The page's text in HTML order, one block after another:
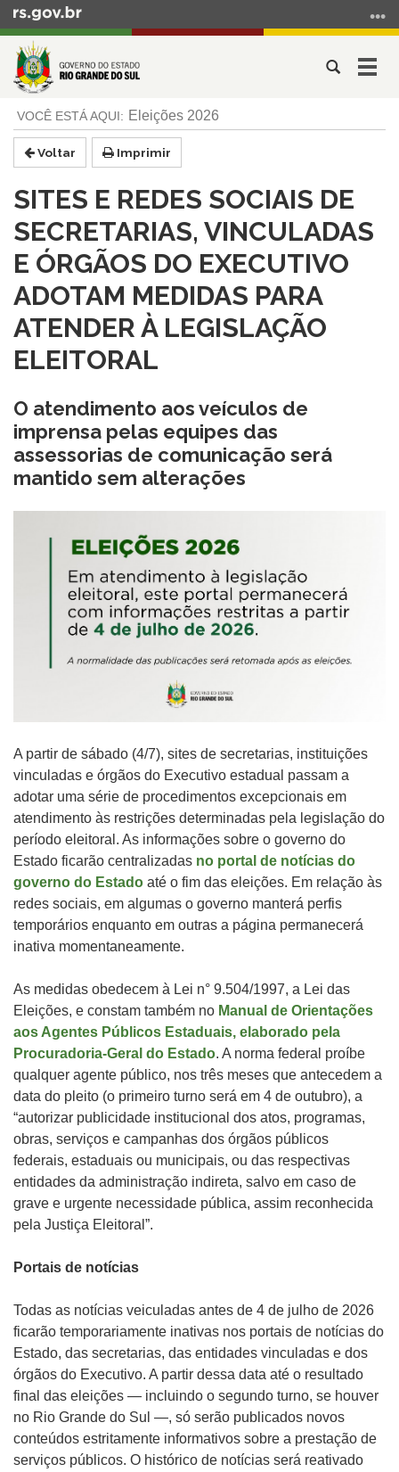
para
conteúdo
para
menu
para
busca
Abrir
do
conteúdo
Eleições 2026
Voltar Imprimir
SITES E REDES SOCIAIS DE
SECRETARIAS, VINCULADAS
E ÓRGÃOS DO EXECUTIVO
ADOTAM MEDIDAS PARA
ATENDER À LEGISLAÇÃO
ELEITORAL
O atendimento aos veículos de
imprensa pelas equipes das
assessorias de comunicação será
mantido sem alterações
A partir de sábado (4/7), sites de secretarias, instituições
vinculadas e órgãos do Executivo estadual passam a
adotar uma série de procedimentos excepcionais em
atendimento às restrições determinadas pela legislação do
período eleitoral. As informações sobre o governo do
Estado ficarão centralizadas no portal de notícias do
governo do Estado até o fim das eleições. Em relação às
redes sociais, em algumas o governo manterá perfis
temporários enquanto em outras a página permanecerá
inativa momentaneamente.
As medidas obedecem à Lei n° 9.504/1997, a Lei das
Eleições, e constam também no Manual de Orientações
aos Agentes Públicos Estaduais, elaborado pela
Procuradoria-Geral do Estado. A norma federal proíbe
qualquer agente público, nos três meses que antecedem a
data do pleito (o primeiro turno será em 4 de outubro), a
“autorizar publicidade institucional dos atos, programas,
obras, serviços e campanhas dos órgãos públicos
federais, estaduais ou municipais, ou das respectivas
entidades da administração indireta, salvo em caso de
grave e urgente necessidade pública, assim reconhecida
pela Justiça Eleitoral”.
Portais de notícias
Todas as notícias veiculadas antes de 4 de julho de 2026
ficarão temporariamente inativas nos portais de notícias do
Estado, das secretarias, das entidades vinculadas e dos
órgãos do Executivo. A partir dessa data até o resultado
final das eleições — incluindo o segundo turno, se houver
no Rio Grande do Sul —, só serão publicados novos
conteúdos estritamente informativos sobre a prestação de
serviços públicos. O histórico de notícias será reativado